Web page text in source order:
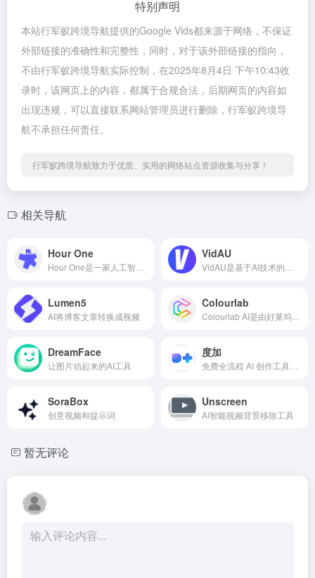
特别声明
本站行军蚁跨境导航提供的Google Vids都来源于网络，不保证
外部链接的准确性和完整性，同时，对于该外部链接的指向，
不由行军蚁跨境导航实际控制，在2025年8月4日 下午10:43收
录时，该网页上的内容，都属于合规合法，后期网页的内容如
出现违规，可以直接联系网站管理员进行删除，行军蚁跨境导
航不承担任何责任。
行军蚁跨境导航致力于优质、实用的网络站点资源收集与分享！
相关导航
Hour One VidAU
Lumen5
AI将博客文章转换成视频
Colourlab
DreamFace
让图片动起来的AI工具
度加
SoraBox
创意视频和提示词
Unscreen
AI智能视频背景移除工具
暂无评论